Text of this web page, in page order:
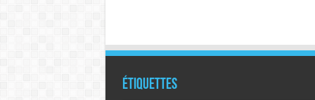
Étiquettes